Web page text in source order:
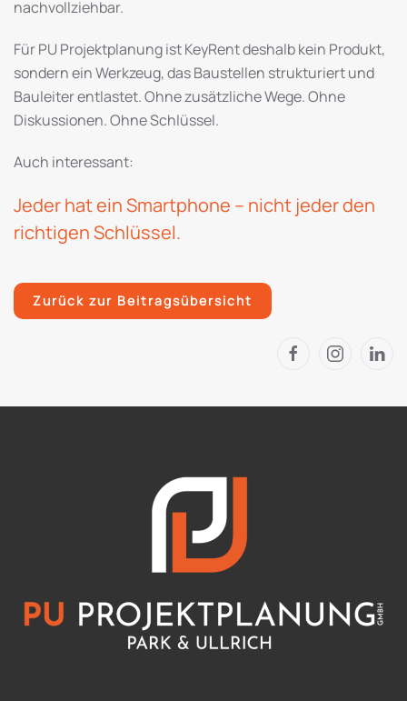
nachvollziehbar.
Für PU Projektplanung ist KeyRent deshalb kein Produkt,
sondern ein Werkzeug, das Baustellen strukturiert und
Bauleiter entlastet. Ohne zusätzliche Wege. Ohne
Diskussionen. Ohne Schlüssel.
Auch interessant:
Jeder hat ein Smartphone – nicht jeder den
richtigen Schlüssel.
Zurück zur Beitragsübersicht